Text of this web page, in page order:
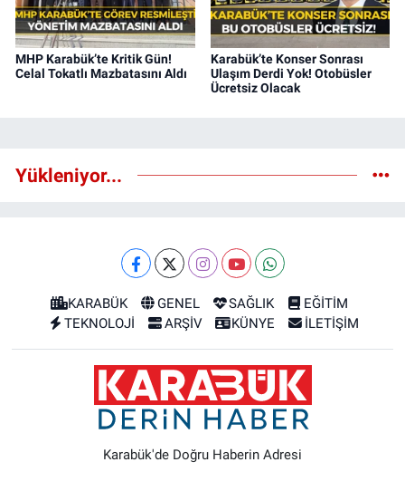
MHP Karabük’te Kritik Gün!
Celal Tokatlı Mazbatasını Aldı
Karabük’te Konser Sonrası
Ulaşım Derdi Yok! Otobüsler
Ücretsiz Olacak
Yükleniyor...
KARABÜK GENEL SAĞLIK
EĞİTİM
TEKNOLOJİ
ARŞİV KÜNYE İLETİŞİM
Karabük'de Doğru Haberin Adresi